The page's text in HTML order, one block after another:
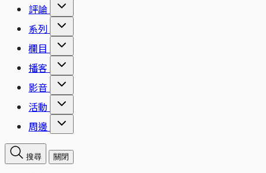
評論
系列
欄目
播客
影音
活動
周邊
搜尋 關閉